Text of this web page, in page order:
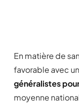
En matière de
favorable avec
généralistes
moyenne